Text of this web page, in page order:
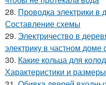
28. Проводка электрики в
Составление схемы
29. Электричество в
электрику в частном доме
30. Какие кольца для
Характеристики и размеры